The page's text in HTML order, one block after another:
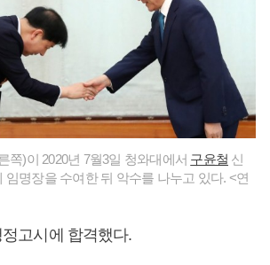
쪽)이 2020년 7월3일 청와대에서 구윤철 신
임명장을 수여한 뒤 악수를 나누고 있다. <연
고시에 합격했다.